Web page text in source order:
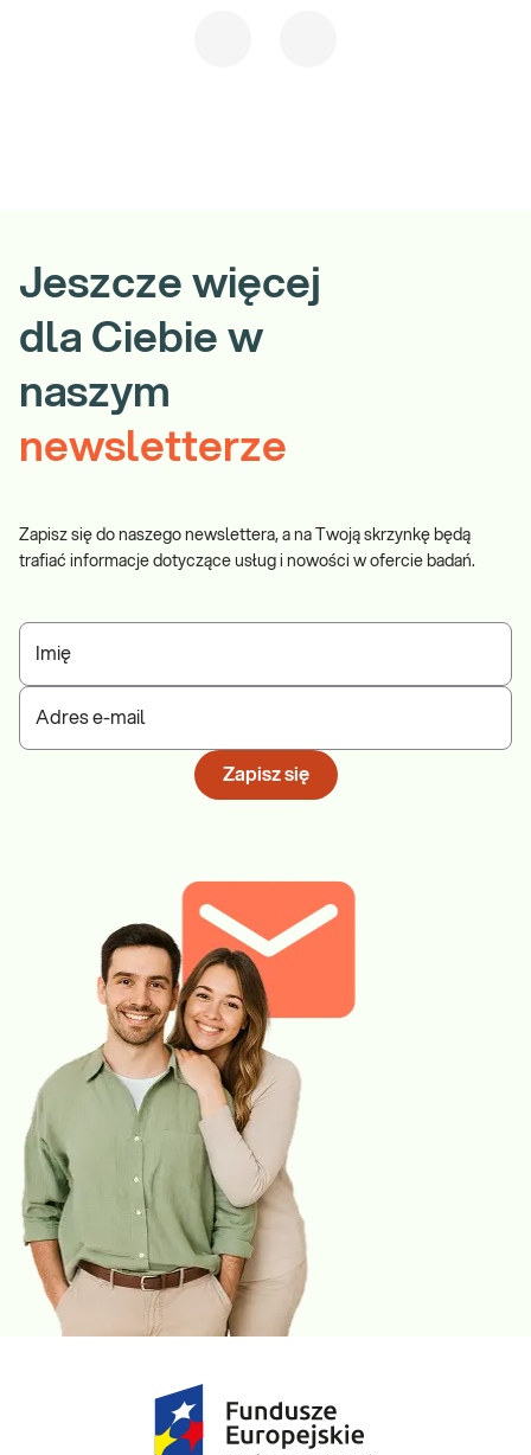
Jeszcze więcej
dla Ciebie w
naszym
newsletterze
Zapisz się do naszego newslettera, a na Twoją skrzynkę będą
trafiać informacje dotyczące usług i nowości w ofercie badań.
Imię
Adres e-mail
Zapisz się